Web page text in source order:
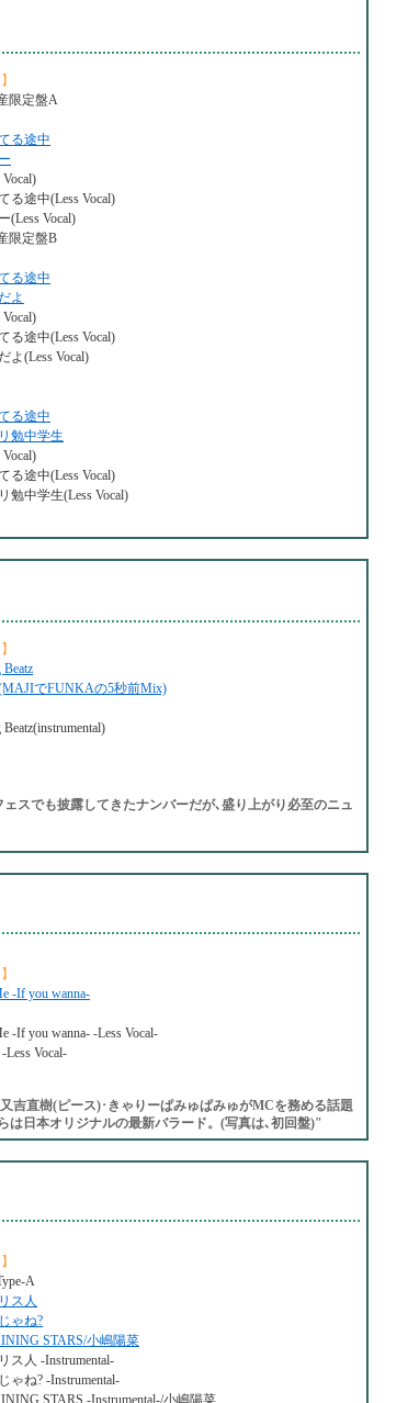
限定盤A
る途中
る途中(Less Vocal)
(Less Vocal)
限定盤B
る途中
よ
る途中(Less Vocal)
よ(Less Vocal)
る途中
勉中学生
る途中(Less Vocal)
勉中学生(Less Vocal)
でFUNKAの5秒前Mix)
スでも披露してきたナンバーだが､盛り上がり必至のニュ
-If you wanna-
-If you wanna- -Less Vocal-
Vocal-
吉直樹(ピース)･きゃりーぱみゅぱみゅがMCを務める話題
は日本オリジナルの最新バラード。(写真は､初回盤)"
A
ス人
ゃね?
STARS/小嶋陽菜
ス人 -Instrumental-
ゃね? -Instrumental-
STARS -Instrumental-/小嶋陽菜